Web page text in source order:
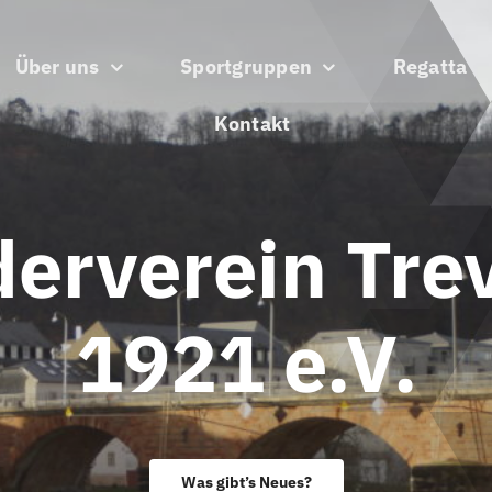
Über uns Sportgruppen Regatta
Kontakt
1921 e.V.
Was gibt’s Neues?